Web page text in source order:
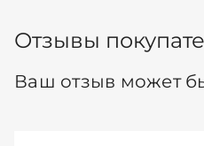
Отзывы
Ваш отзыв может